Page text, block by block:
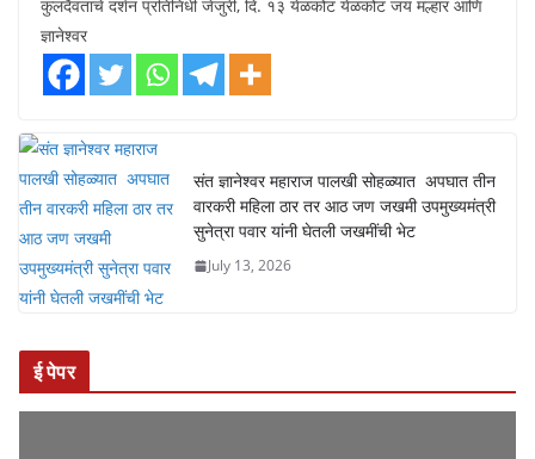
ज्ञानेश्वर माऊलींचा पालखी सोहळा जेजुरी
गडाच्या पायथ्याशी विसावला
माऊलींचे जेजुरीत भंडार्‍याच्या उधळणीत स्वागत, माऊली भक्तांनी घेतले
कुलदैवताचे दर्शन प्रतिनिधी जेजुरी, दि. १३ येळकोट येळकोट जय मल्हार आणि
ज्ञानेश्वर
सुनेत्रा पवार यांनी घेतली जखमींची भेट